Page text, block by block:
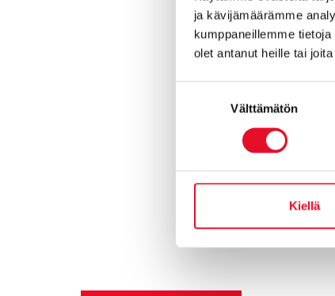
ja kävijämäärämme
kumppaneillemme
olet antanut heille tai
Välttämätön
Kiellä
+358 10
+358 10